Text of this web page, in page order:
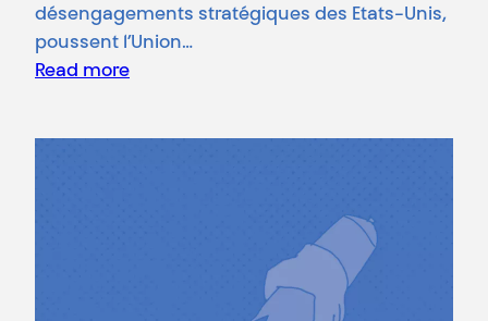
désengagements stratégiques des Etats-Unis,
poussent l’Union…
Read more